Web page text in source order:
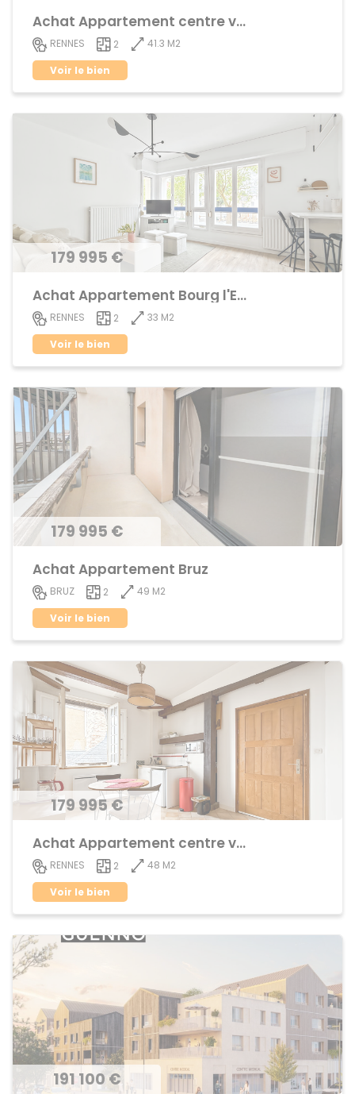
Achat Appartement centre ville
RENNES 2
41.3 M2
Voir le bien
179 995 €
Achat Appartement Bourg l'Evêque
RENNES 2
33 M2
Voir le bien
179 995 €
Achat Appartement Bruz
BRUZ 2
49 M2
Voir le bien
179 995 €
Achat Appartement centre ville
RENNES 2
48 M2
Voir le bien
191 100 €